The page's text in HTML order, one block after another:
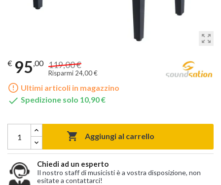
zoom_out_map
€ 95,00 119,00 €
Risparmi 24,00 €
error_outline Ultimi articoli in magazzino
 Spedizione solo 10,90 €
 Aggiungi al carrello
Chiedi ad un esperto
Il nostro staff di musicisti è a vostra disposizione, non
esitate a contattarci!